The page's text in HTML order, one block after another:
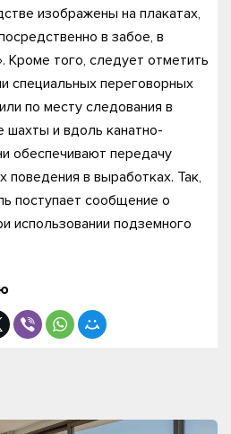
изображены на плакатах,
в забое, в
Кроме того, следует отметить
специальных переговорных
по месту следования в
шахты и вдоль канатно-
обеспечивают передачу
поведения в выработках. Так,
поступает сообщение о
использовании подземного